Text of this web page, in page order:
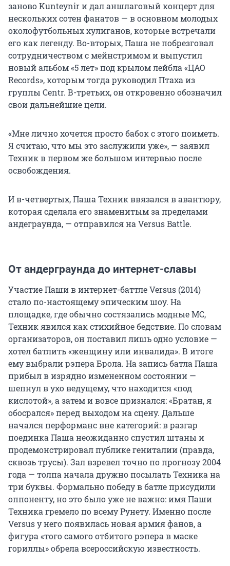
заново Kunteynir и дал аншлаговый концерт для
нескольких сотен фанатов — в основном молодых
околофутбольных хулиганов, которые встречали
его как легенду. Во-вторых, Паша не побрезговал
сотрудничеством с мейнстримом и выпустил
новый альбом «5 лет» под крылом лейбла «ЦАО
Records», которым тогда руководил Птаха из
группы Centr. В-третьих, он откровенно обозначил
свои дальнейшие цели.
«Мне лично хочется просто бабок с этого поиметь.
Я считаю, что мы это заслужили уже», — заявил
Техник в первом же большом интервью после
освобождения.
И в-четвертых, Паша Техник ввязался в авантюру,
которая сделала его знаменитым за пределами
андеграунда, — отправился на Versus Battle.
От андерграунда до интернет-славы
Участие Паши в интернет-баттле Versus (2014)
стало по-настоящему эпическим шоу. На
площадке, где обычно состязались модные МС,
Техник явился как стихийное бедствие. По словам
организаторов, он поставил лишь одно условие —
хотел батлить «женщину или инвалида». В итоге
ему выбрали рэпера Брола. На запись батла Паша
прибыл в изрядно измененном состоянии —
шепнул в ухо ведущему, что находится «под
кислотой», а затем и вовсе признался: «Братан, я
обосрался» перед выходом на сцену. Дальше
начался перформанс вне категорий: в разгар
поединка Паша неожиданно спустил штаны и
продемонстрировал публике гениталии (правда,
сквозь трусы). Зал взревел точно по прогнозу 2004
года — толпа начала дружно посылать Техника на
три буквы. Формально победу в батле присудили
оппоненту, но это было уже не важно: имя Паши
Техника гремело по всему Рунету. Именно после
Versus у него появилась новая армия фанов, а
фигура «того самого отбитого рэпера в маске
гориллы» обрела всероссийскую известность.